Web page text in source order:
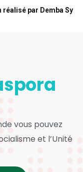
réalisé par Demba Sy
vous pouvez
et l’Unité